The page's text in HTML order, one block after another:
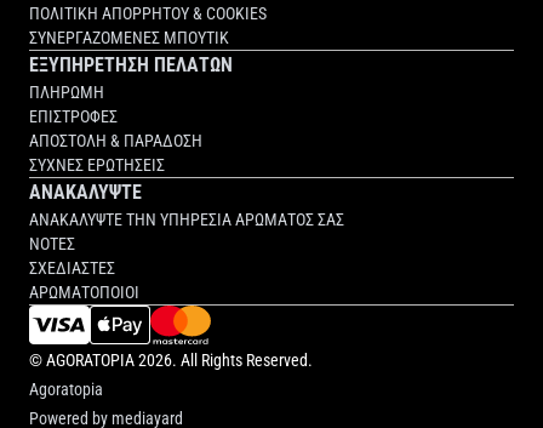
ΠΟΛΙΤΙΚΗ ΑΠΟΡΡΗΤΟΥ & COOKIES
ΣΥΝΕΡΓΑΖΟΜΕΝΕΣ ΜΠΟΥΤΙΚ
ΕΞΥΠΗΡΕΤΗΣΗ ΠΕΛΑΤΩΝ
ΠΛΗΡΩΜΗ
ΕΠΙΣΤΡΟΦΕΣ
ΑΠΟΣΤΟΛΗ & ΠΑΡΑΔΟΣΗ
ΣΥΧΝΕΣ ΕΡΩΤΗΣΕΙΣ
ΑΝΑΚΑΛΥΨΤΕ
ΑΝΑΚΑΛΥΨΤΕ ΤΗΝ ΥΠΗΡΕΣΙΑ ΑΡΩΜΑΤΟΣ ΣΑΣ
ΝΟΤΕΣ
ΣΧΕΔΙΑΣΤΕΣ
ΑΡΩΜΑΤΟΠΟΙΟΙ
©AGORATOPIA2026. All Rights Reserved.
Agoratopia
Powered by mediayard